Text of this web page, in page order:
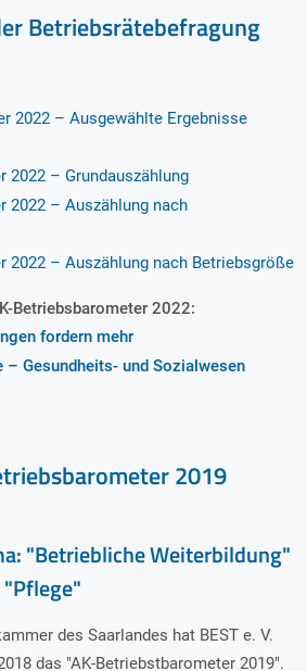
Betriebsrätebefragung
2022 – Ausgewählte Ergebnisse
2022 – Grundauszählung
2022 – Auszählung nach
2022 – Auszählung nach Betriebsgröße
Betriebsbarometer 2022:
fordern mehr
Gesundheits- und Sozialwesen
2019
"Betriebliche Weiterbildung"
des Saarlandes hat BEST e. V.
das "AK-Betriebstbarometer 2019".